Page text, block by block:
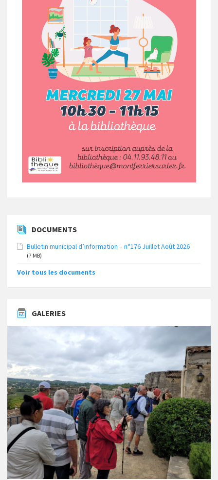
DOCUMENTS
Bulletin municipal d’information – n°176 Juillet Août 2026
(7 MB)
Voir tous les documents
GALERIES